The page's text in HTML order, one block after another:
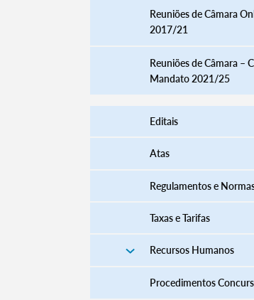
Reuniões de Câmara
2017/21
Reuniões de Câmara –
Mandato 2021/25
Editais
Atas
Regulamentos e
Taxas e Tarifas
Recursos Humanos
Procedimentos